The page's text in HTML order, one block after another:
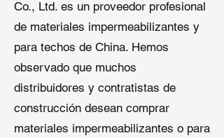
comerciales, industriales y
inclinación.
Compatibilidad de Instalación:
Sistemas completamente
adheridos, mecánicamente
3. Membrana de Techado de EPDM
levantamiento por viento.
Aplicaciones:Zonas de viento
fuerte, techos comerciales
grandes y techos con tráfico de
mantenimiento frecuente.
Ventaja de rendimiento:
Durabilidad extendida en
comparación con las
Co., Ltd. es un proveedor profesional
de materiales impermeabilizantes y
para techos de China. Hemos
observado que muchos
distribuidores y contratistas de
construcción desean comprar
materiales impermeabilizantes o para